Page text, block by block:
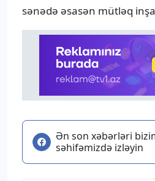
sənədə əsasən mütləq
Ən son xəbərləri
səhifəmizdə izləyin